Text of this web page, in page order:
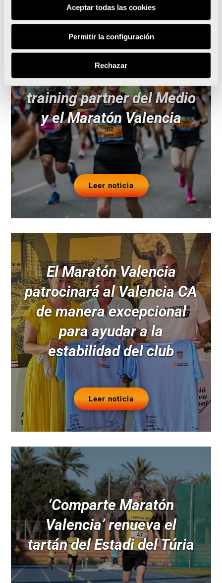
Aceptar todas las cookies
Permitir la configuración
Rechazar
Noticias relacionadas
Runna se convierte en el
training partner del Medio
y el Maratón Valencia
Leer noticia
El Maratón Valencia
patrocinará al Valencia CA
de manera excepcional
para ayudar a la
estabilidad del club
Leer noticia
‘Comparte Maratón
Valencia’ renueva el
tartán del Estadi del Túria